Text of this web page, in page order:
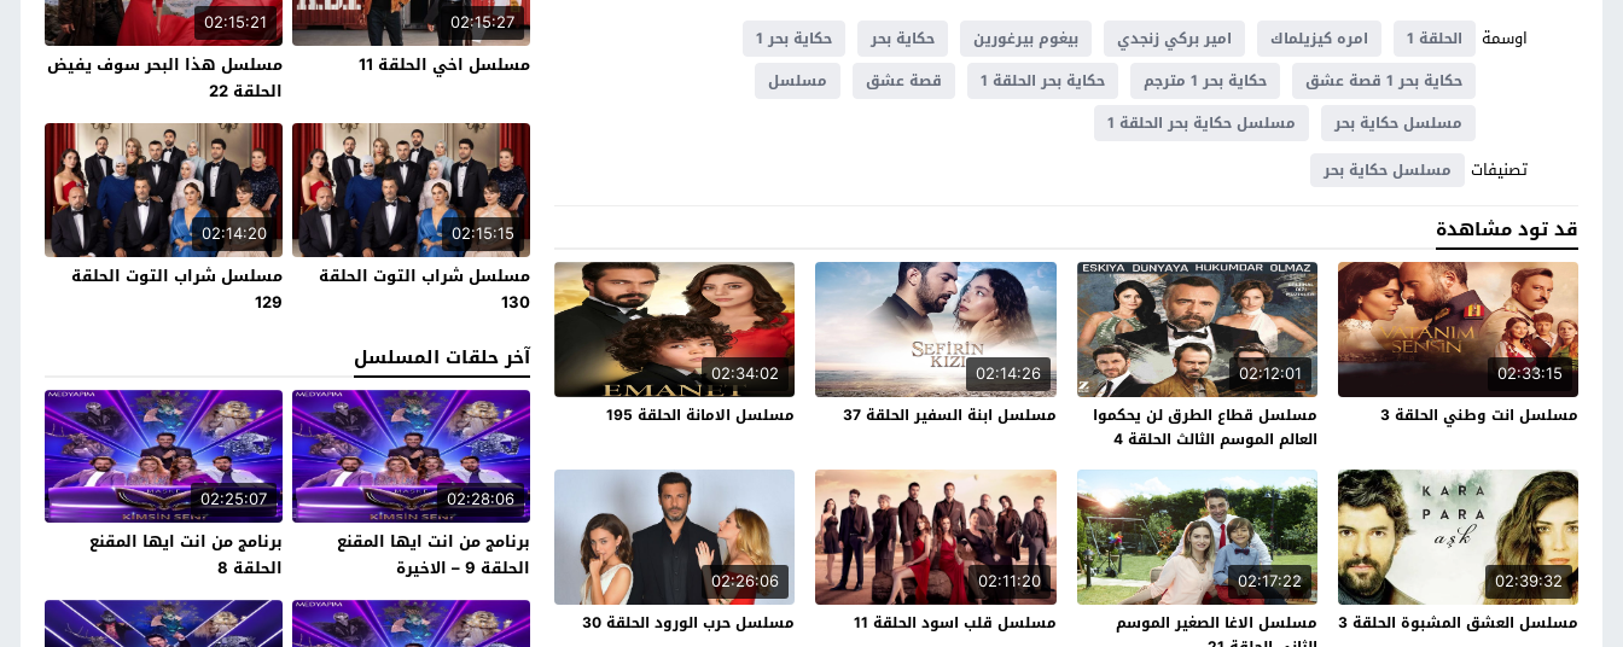
اوسمة
الحلقة 1 امره كيزيلماك امير بركي زنجدي بيغوم بيرغورين حكاية بحر
حكاية بحر 1
حكاية بحر 1 قصة عشق
حكاية بحر 1 مترجم حكاية بحر الحلقة 1 قصة عشق
مسلسل
مسلسل حكاية بحر
مسلسل حكاية بحر الحلقة 1
تصنيفات مسلسل حكاية بحر
قد تود مشاهدة
02:33:15
مسلسل انت وطني الحلقة 3
02:12:01
مسلسل قطاع الطرق لن يحكموا
العالم الموسم الثالث الحلقة 4
02:14:26
مسلسل ابنة السفير الحلقة 37
02:34:02
مسلسل الامانة الحلقة 195
02:39:32
مسلسل العشق المشبوة الحلقة 3
02:17:22
مسلسل الاغا الصغير الموسم
02:11:20
مسلسل قلب اسود الحلقة 11
02:26:06
مسلسل حرب الورود الحلقة 30
02:15:27
مسلسل اخي الحلقة 11
02:15:21
مسلسل هذا البحر سوف يفيض
الحلقة 22
02:15:15
مسلسل شراب التوت الحلقة
130
02:14:20
مسلسل شراب التوت الحلقة
129
آخر حلقات المسلسل
02:28:06
برنامج من انت ايها المقنع
الحلقة 9 – الاخيرة
02:25:07
برنامج من انت ايها المقنع
الحلقة 8